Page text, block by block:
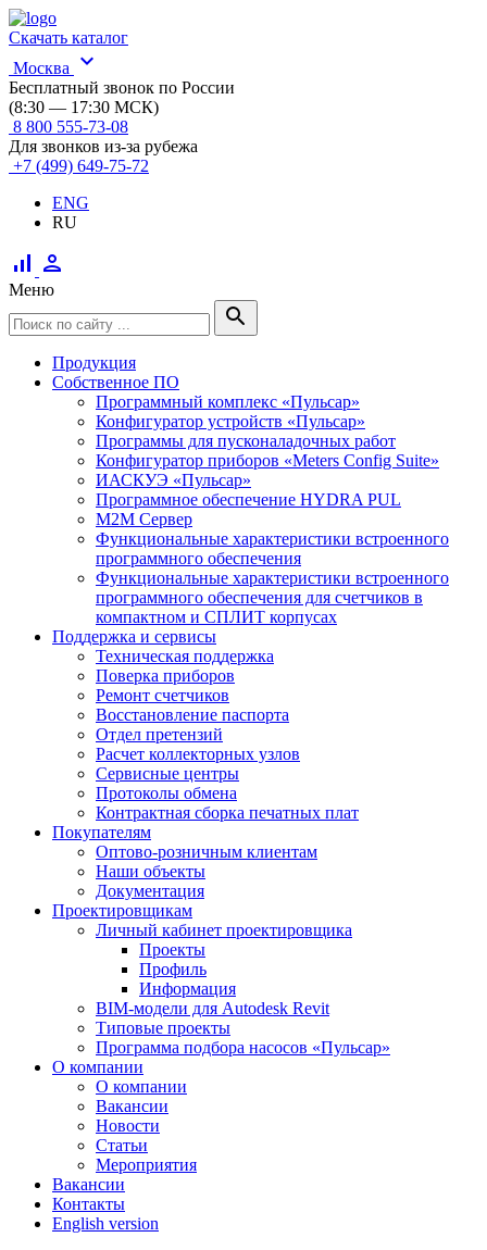
Скачать каталог
Москва
expand_more
Бесплатный звонок по России
(8:30 — 17:30 МСК)
8 800 555-73-08
Для звонков из-за рубежа
+7 (499) 649-75-72
ENG
RU
signal_cellular_alt person
Меню
search
Продукция
Собственное ПО
Программный комплекс «Пульсар»
Конфигуратор устройств «Пульсар»
Программы для пусконаладочных работ
Конфигуратор приборов «Meters Config Suite»
ИАСКУЭ «Пульсар»
Программное обеспечение HYDRA PUL
M2M Сервер
Функциональные характеристики встроенного
программного обеспечения
Функциональные характеристики встроенного
программного обеспечения для счетчиков в
компактном и СПЛИТ корпусах
Поддержка и сервисы
Техническая поддержка
Поверка приборов
Ремонт счетчиков
Восстановление паспорта
Отдел претензий
Расчет коллекторных узлов
Сервисные центры
Протоколы обмена
Контрактная сборка печатных плат
Покупателям
Оптово-розничным клиентам
Наши объекты
Документация
Проектировщикам
Личный кабинет проектировщика
Проекты
Профиль
Информация
BIM-модели для Autodesk Revit
Типовые проекты
Программа подбора насосов «Пульсар»
О компании
О компании
Вакансии
Новости
Статьи
Мероприятия
Вакансии
Контакты
English version